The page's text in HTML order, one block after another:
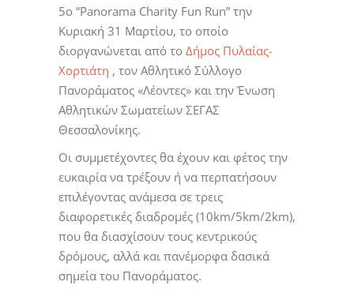
5ο “Panorama Charity Fun Run” την
Κυριακή 31 Μαρτίου, το οποίο
διοργανώνεται από το Δήμος Πυλαίας-
Χορτιάτη , τον Αθλητικό Σύλλογο
Πανοράματος «Λέοντες» και την Ένωση
Αθλητικών Σωματείων ΣΕΓΑΣ
Θεσσαλονίκης.
Οι συμμετέχοντες θα έχουν και φέτος την
ευκαιρία να τρέξουν ή να περπατήσουν
επιλέγοντας ανάμεσα σε τρεις
διαφορετικές διαδρομές (10km/5km/2km),
που θα διασχίσουν τους κεντρικούς
δρόμους, αλλά και πανέμορφα δασικά
σημεία του Πανοράματος.